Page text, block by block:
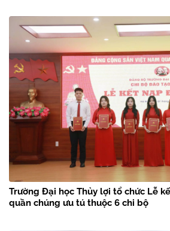
Trường Đại học Thủy lợi tổ chức Lễ
quần chúng ưu tú thuộc 6 chi bộ